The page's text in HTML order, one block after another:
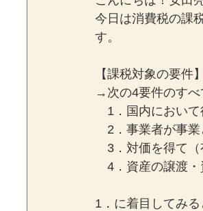
今日は消費税の課
す。
【課税対象の要件
→次の4要件のすべ
1．国内において
2．事業者が事業
3．対価を得て（
4．資産の譲渡・
1．に着目してみ